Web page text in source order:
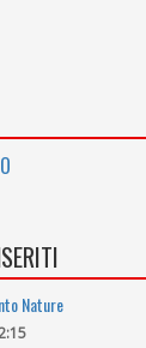
Nature